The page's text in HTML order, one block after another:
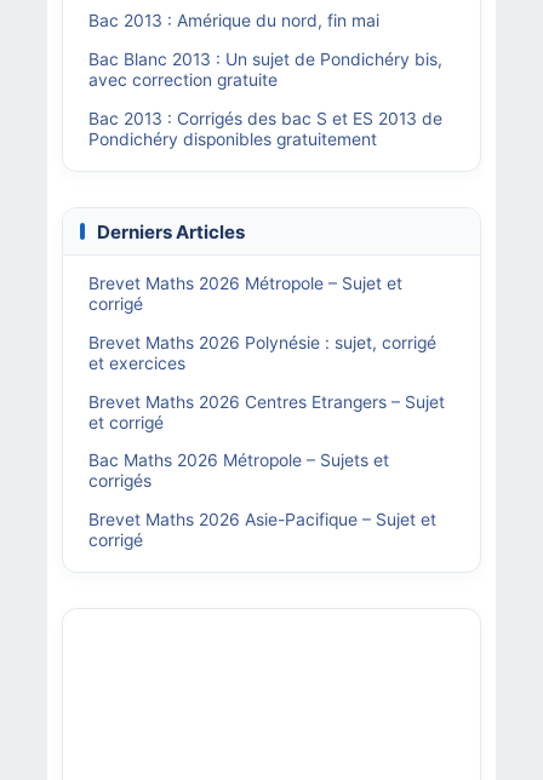
Bac 2013 : Amérique du nord, fin mai
Bac Blanc 2013 : Un sujet de Pondichéry bis,
avec correction gratuite
Bac 2013 : Corrigés des bac S et ES 2013 de
Pondichéry disponibles gratuitement
Derniers Articles
Brevet Maths 2026 Métropole – Sujet et
corrigé
Brevet Maths 2026 Polynésie : sujet, corrigé
et exercices
Brevet Maths 2026 Centres Etrangers – Sujet
et corrigé
Bac Maths 2026 Métropole – Sujets et
corrigés
Brevet Maths 2026 Asie-Pacifique – Sujet et
corrigé